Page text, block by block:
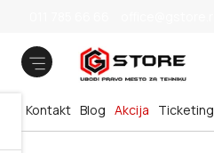
Blog Akcija
Kontakt Ticketing